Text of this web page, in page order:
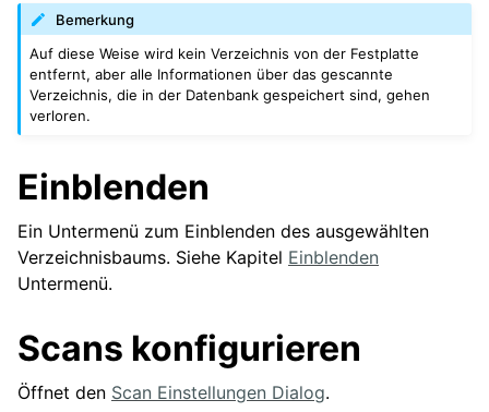
Bemerkung
Auf diese Weise wird kein Verzeichnis von der Festplatte
entfernt, aber alle Informationen über das gescannte
Verzeichnis, die in der Datenbank gespeichert sind, gehen
verloren.
Einblenden
Ein Untermenü zum Einblenden des ausgewählten
Verzeichnisbaums. Siehe Kapitel Einblenden
Untermenü.
Scans konfigurieren
Öffnet den Scan Einstellungen Dialog.